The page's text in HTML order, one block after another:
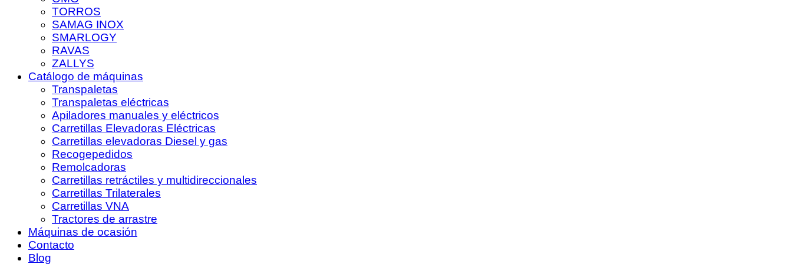
TORROS
SAMAG INOX
SMARLOGY
RAVAS
ZALLYS
Catálogo de máquinas
Transpaletas
Transpaletas eléctricas
Apiladores manuales y eléctricos
Carretillas Elevadoras Eléctricas
Carretillas elevadoras Diesel y gas
Recogepedidos
Remolcadoras
Carretillas retráctiles y multidireccionales
Carretillas Trilaterales
Carretillas VNA
Tractores de arrastre
Máquinas de ocasión
Contacto
Blog